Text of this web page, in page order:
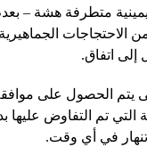
متطرفة هشة –
الاحتجاجات
إلى اتفاق.
يتم الحصول على
تنهار في أي وقت.